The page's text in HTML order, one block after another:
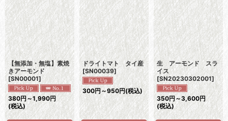
【無添加・無塩】素焼
きアーモンド
[SN00001]
380円 ～1,990円
(税込)
ドライトマト タイ産
[SN00039]
300円～950円(税込)
生 アーモンド スラ
イス
[SN20230302001]
350円～3,600円
(税込)